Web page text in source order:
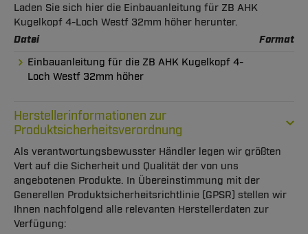
Laden Sie sich hier die Einbauanleitung für ZB AHK
Kugelkopf 4-Loch Westf 32mm höher herunter.
Datei Format
Einbauanleitung für die ZB AHK Kugelkopf 4-
Loch Westf 32mm höher
Herstellerinformationen zur
Produktsicherheitsverordnung
Als verantwortungsbewusster Händler legen wir größten
Vert auf die Sicherheit und Qualität der von uns
angebotenen Produkte. In Übereinstimmung mit der
Generellen Produktsicherheitsrichtlinie (GPSR) stellen wir
Ihnen nachfolgend alle relevanten Herstellerdaten zur
Verfügung: